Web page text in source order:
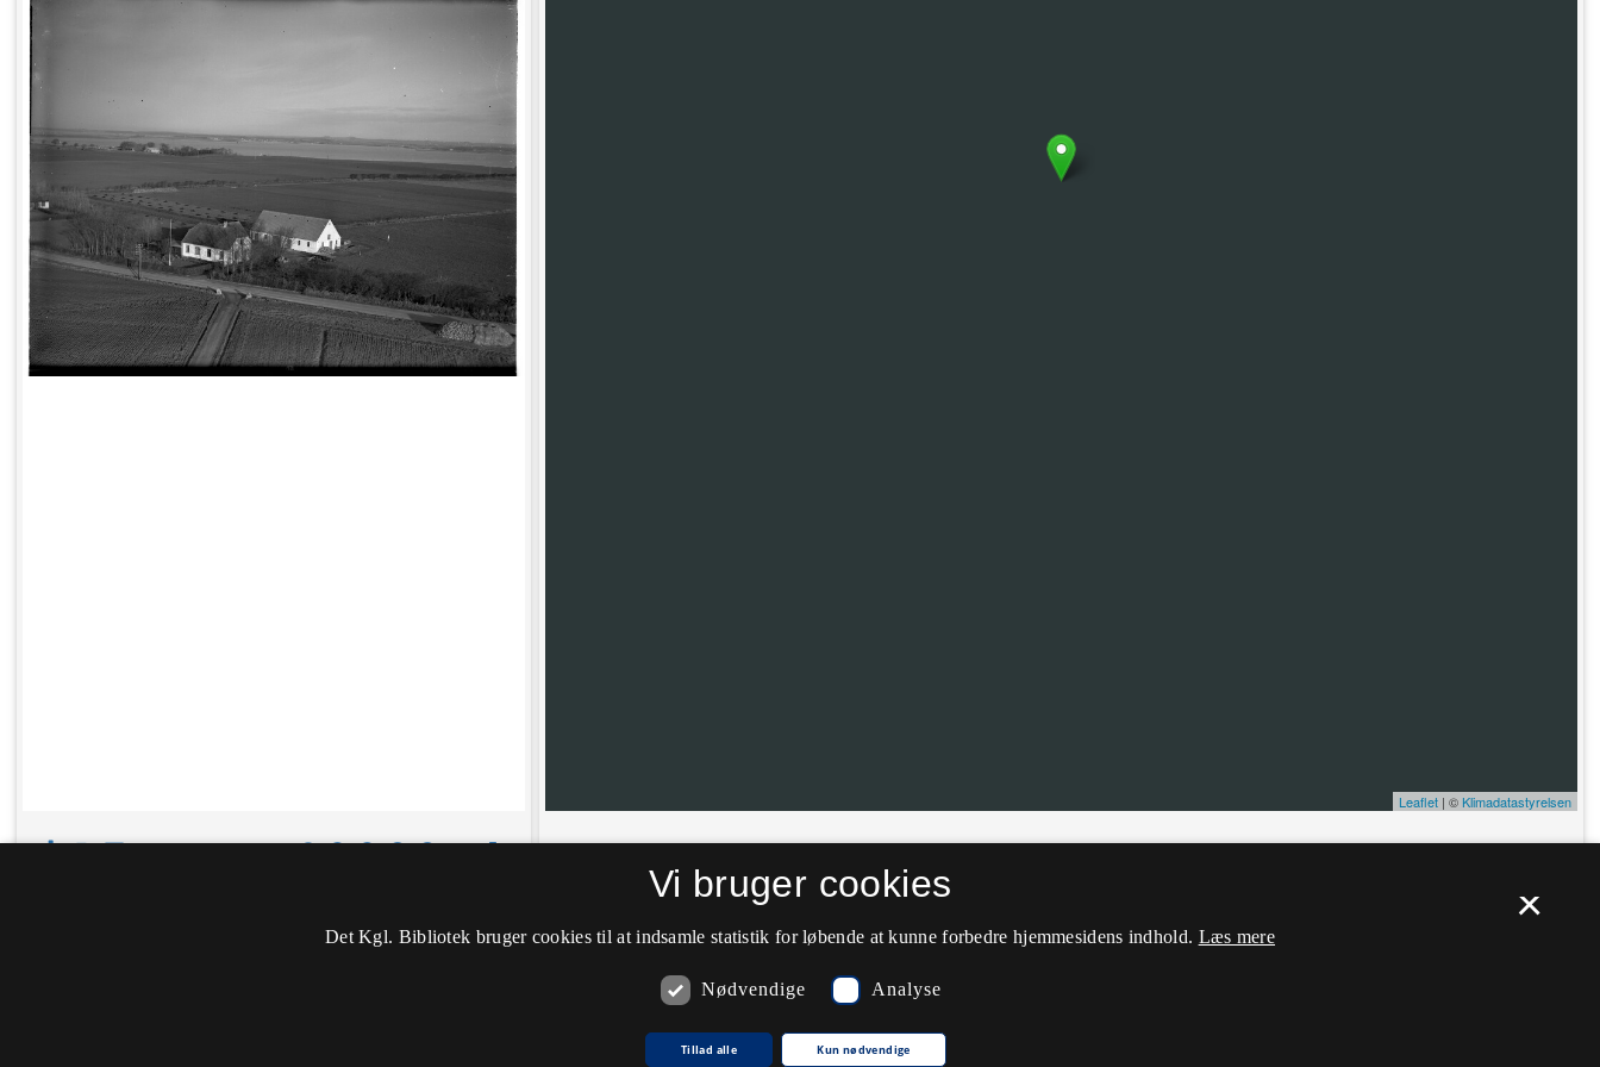
Leaflet| ©Klimadatastyrelsen
Hvis nålen ikke er helt korrekt placeret vil vi meget gerne have din hjælp. Du skal
Kommentarer
×
Vi bruger cookies
Det Kgl. Bibliotek bruger cookies til at indsamle statistik for løbende at kunne forbedre hjemmesidens indhold. Læs mere
Nødvendige Analyse
Tillad alle Kun nødvendige